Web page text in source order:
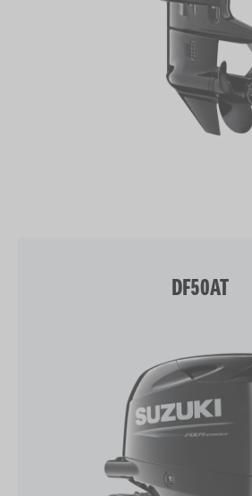
DF50AT